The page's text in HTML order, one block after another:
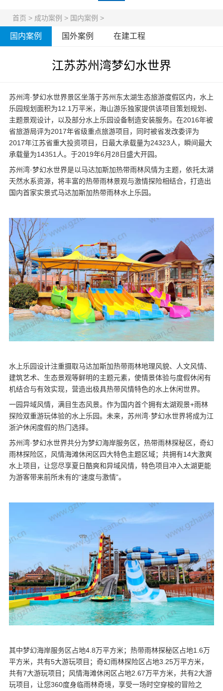
首页 > 成功案例 > 国内案例 >
国内案例 国外案例 在建工程
江苏苏州湾梦幻水世界
苏州湾·梦幻水世界景区坐落于苏州东太湖生态旅游度假区内， 水上
乐园规划 面积为12.1万平米，海山游乐独家提供该项目策划规划、
主题景观设计，以及部分水上乐园设备制造安装服务。在2016年被
省旅游局评为2017年省级重点旅游项目，同时被省发改委评为
2017年江苏省重大投资项目，日最大承载量为24323人，瞬间最大
承载量为14351人。于2019年6月28日盛大开园。
苏州湾·梦幻水世界是以马达加斯加热带雨林风情为主题，依托太湖
天然水系资源，将丰富的热带雨林景观与激情探险相结合，打造出
国内首家实景式马达加斯加热带雨林水上乐园。
水上乐园设计注重摄取马达加斯加热带雨林地理风貌、人文风情、
建筑艺术、生态景观等鲜明的主题元素，使情景体验与度假休闲有
机结合与有效实现，营造出极具热带风情特色的水上休闲世界。
一园异域风情，满目生态风景。作为国内首个拥有太湖观景+雨林
探险双重游玩体验的水上乐园。未来，苏州湾·梦幻水世界将成为江
浙沪休闲度假的热门选择。
苏州湾·梦幻水世界共分为梦幻海岸服务区，热带雨林探秘区，奇幻
雨林探险区，风情海滩休闲区四大特色主题区域；共拥有14大激爽
水上项目，让您尽享夏日酷爽和异域风情，特色项目冲入太湖更能
为游客带来前所未有的“速度与激情”。
其中梦幻海岸服务区占地4.8万平方米；热带雨林探秘区占地1.6万
平方米，共有5大游玩项目；奇幻雨林探险区占地3.25万平方米，
共有7大游玩项目；风情海滩休闲区占地2.67万平方米，共有2大游
玩项目，让您360度身临雨林奇境，享受一场时空穿梭的冒险之